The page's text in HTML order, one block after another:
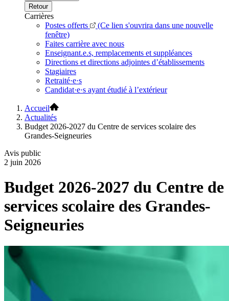
Retour
Carrières
Postes offerts
(Ce lien s'ouvrira dans une nouvelle
fenêtre)
Faites carrière avec nous
Enseignant.e.s, remplacements et suppléances
Directions et directions adjointes d’établissements
Stagiaires
Retraité·e·s
Candidat·e·s ayant étudié à l’extérieur
Accueil
Actualités
Budget 2026-2027 du Centre de services scolaire des
Grandes-Seigneuries
Avis public
2 juin 2026
Budget 2026-2027 du Centre de
services scolaire des Grandes-
Seigneuries